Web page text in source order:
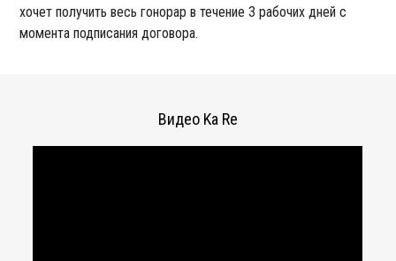
хочет получить весь гонорар в течение 3 рабочих дней с
момента подписания договора.
Видео Ka Re